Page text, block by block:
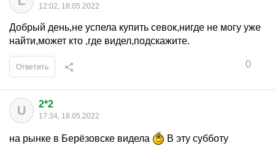
12:02, 18.05.2022
Добрый день,не успела купить севок,нигде не могу уже
найти,может кто ,где видел,подскажите.
0
Ответить
U 2*2
17:34, 18.05.2022
на рынке в Берёзовске видела В эту субботу